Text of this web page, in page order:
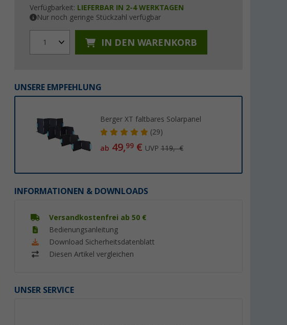
Verfügbarkeit: LIEFERBAR IN 2-4 WERKTAGEN
Nur noch geringe Stückzahl verfügbar
1 IN DEN WARENKORB
UNSERE EMPFEHLUNG
Berger XT faltbares Solarpanel
(29)
ab 49,99€ UVP119,- €
INFORMATIONEN & DOWNLOADS
Versandkostenfrei ab 50 €
Bedienungsanleitung
Download Sicherheitsdatenblatt
Diesen Artikel vergleichen
UNSER SERVICE
Berger PX150 starres
(7)
Victron SmartSolar MPPT
Bluetooth und Lastausgang
Nennladestrom 10 A
57,
UVP 62,99 €